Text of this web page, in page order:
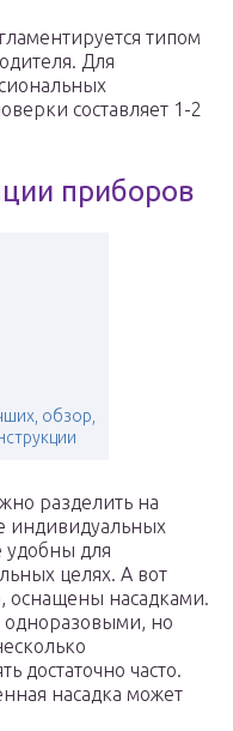
типом
Для
составляет 1-2
приборов
обзор,
разделить на
индивидуальных
для
целях. А вот
оснащены насадками.
одноразовыми, но
достаточно часто.
насадка может